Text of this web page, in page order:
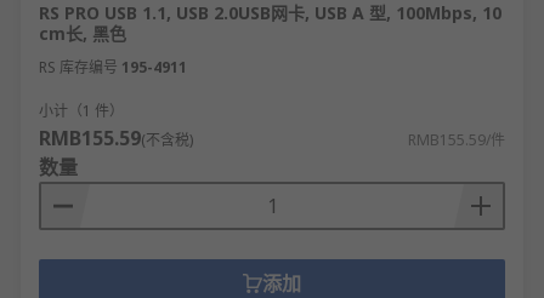
RS PRO USB 1.1, USB 2.0USB网卡, USB A 型, 100Mbps, 10
cm长, 黑色
RS 库存编号 195-4911
小计（1 件）
RMB155.59(不含税) RMB155.59/件
数量
添加